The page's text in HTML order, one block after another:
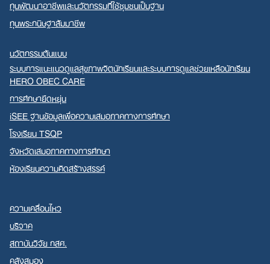
ทุนพัฒนาอาชีพและนวัตกรรมที่ใช้ชุมชนเป็นฐาน
ทุนพระกนิษฐาสัมมาชีพ
นวัตกรรมต้นแบบ
ระบบการแนะแนวดูแลสุขภาพจิตนักเรียนและระบบการดูแลช่วยเหลือนักเรียน
HERO OBEC CARE
การศึกษายืดหยุ่น
iSEE ฐานข้อมูลเพื่อความเสมอภาคทางการศึกษา
โรงเรียน TSQP
จังหวัดเสมอภาคทางการศึกษา
ห้องเรียนความคิดสร้างสรรค์
ความเคลื่อนไหว
บริจาค
สถาบันวิจัย กสศ.
คลังสมอง